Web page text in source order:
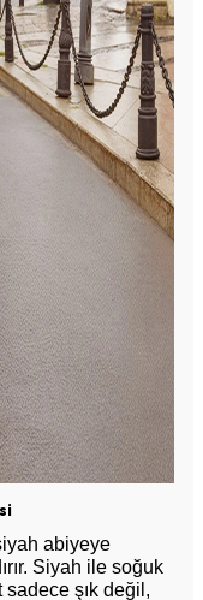
abiyeye
Siyah ile soğuk
sadece şık değil,